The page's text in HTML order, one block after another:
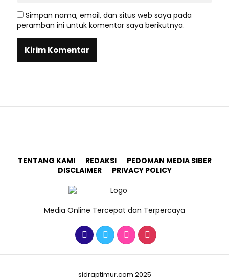
Simpan nama, email, dan situs web saya pada
peramban ini untuk komentar saya berikutnya.
TENTANG KAMI REDAKSI
PEDOMAN MEDIA SIBER
DISCLAIMER
PRIVACY POLICY
Media Online Tercepat dan Terpercaya
sidraptimur.com 2025